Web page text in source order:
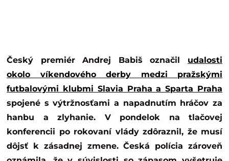
Český premiér Andrej Babiš označil udalosti
okolo víkendového derby medzi pražskými
futbalovými klubmi Slavia Praha a Sparta Praha
spojené s výtržnosťami a napadnutím hráčov za
hanbu a zlyhanie. V pondelok na tlačovej
konferencii po rokovaní vlády zdôraznil, že musí
dôjsť k zásadnej zmene. Česká polícia zároveň